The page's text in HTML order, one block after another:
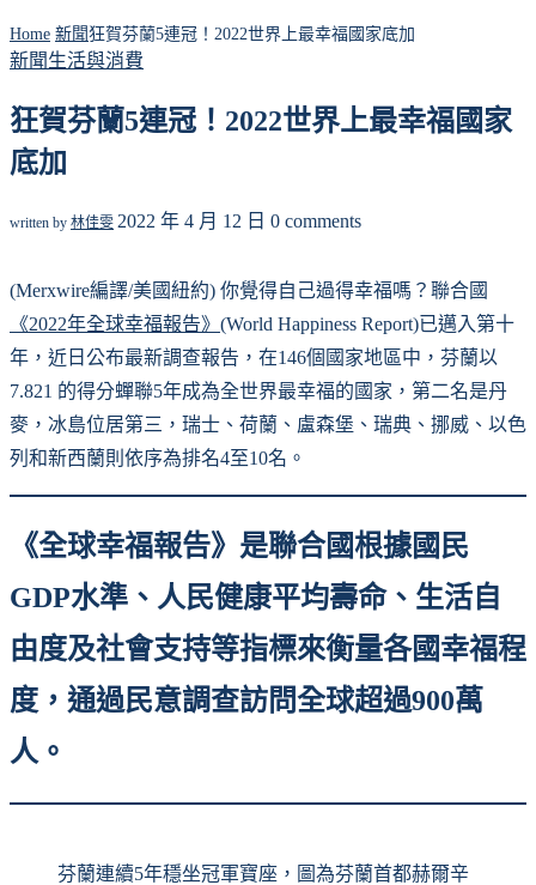
Home 新聞狂賀芬蘭5連冠！2022世界上最幸福國家底加
新聞生活與消費
狂賀芬蘭5連冠！2022世界上最幸福國家
底加
written by 林佳雯 2022 年 4 月 12 日 0 comments
(Merxwire編譯/美國紐約) 你覺得自己過得幸福嗎？聯合國
《2022年全球幸福報告》 (World Happiness Report)已邁入第十
年，近日公布最新調查報告，在146個國家地區中，芬蘭以
7.821 的得分蟬聯5年成為全世界最幸福的國家，第二名是丹
麥，冰島位居第三，瑞士、荷蘭、盧森堡、瑞典、挪威、以色
列和新西蘭則依序為排名4至10名。
《全球幸福報告》是聯合國根據國民
GDP水準、人民健康平均壽命、生活自
由度及社會支持等指標來衡量各國幸福程
度，通過民意調查訪問全球超過900萬
人。
芬蘭連續5年穩坐冠軍寶座，圖為芬蘭首都赫爾辛